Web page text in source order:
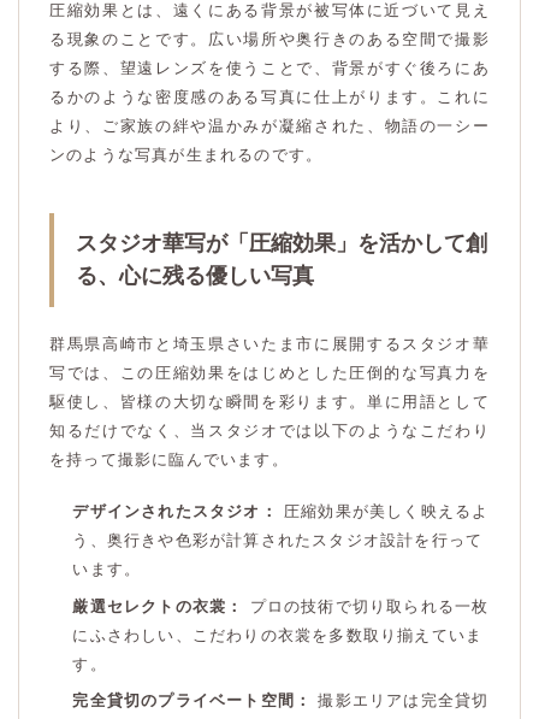
圧縮効果とは、遠くにある背景が被写体に近づいて見え
る現象のことです。広い場所や奥行きのある空間で撮影
する際、望遠レンズを使うことで、背景がすぐ後ろにあ
るかのような密度感のある写真に仕上がります。これに
より、ご家族の絆や温かみが凝縮された、物語の一シー
ンのような写真が生まれるのです。
スタジオ華写が「圧縮効果」を活かして創
る、心に残る優しい写真
群馬県高崎市と埼玉県さいたま市に展開するスタジオ華
写では、この圧縮効果をはじめとした圧倒的な写真力を
駆使し、皆様の大切な瞬間を彩ります。単に用語として
知るだけでなく、当スタジオでは以下のようなこだわり
を持って撮影に臨んでいます。
デザインされたスタジオ：
圧縮効果が美しく映えるよ
う、奥行きや色彩が計算されたスタジオ設計を行って
います。
厳選セレクトの衣裳：
プロの技術で切り取られる一枚
にふさわしい、こだわりの衣裳を多数取り揃えていま
す。
完全貸切のプライベート空間：
撮影エリアは完全貸切